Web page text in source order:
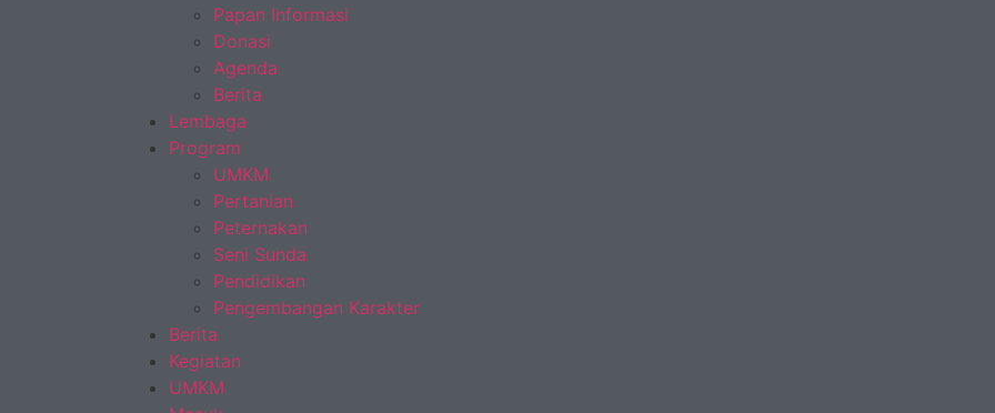
Papan Informasi
Donasi
Agenda
Berita
Lembaga
Program
UMKM
Pertanian
Peternakan
Seni Sunda
Pendidikan
Pengembangan Karakter
Berita
Kegiatan
UMKM